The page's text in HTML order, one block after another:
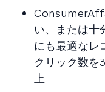
い、または十
にも最適なレ
クリック数を
上